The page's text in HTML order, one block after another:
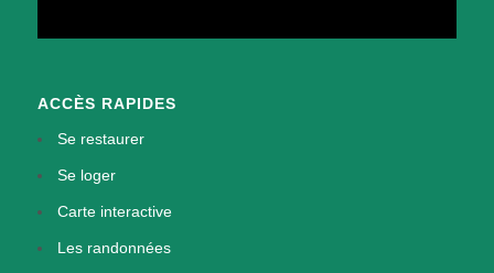
ACCÈS RAPIDES
Se restaurer
Se loger
Carte interactive
Les randonnées